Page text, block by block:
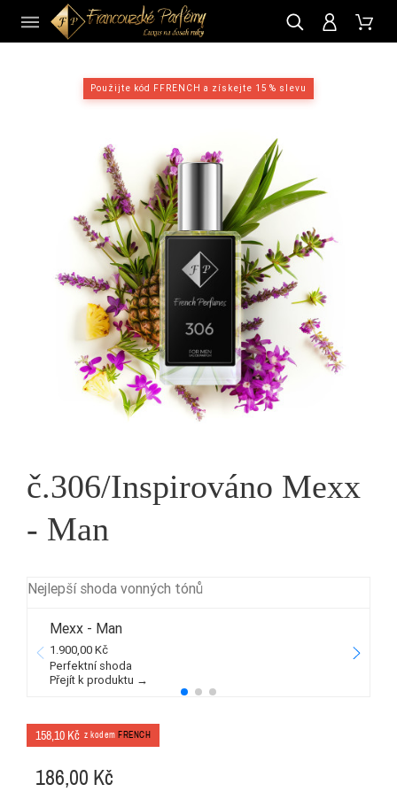
Použijte kód FFRENCH a získejte 15 % slevu
č.306/Inspirováno Mexx
- Man
Nejlepší shoda vonných tónů
Mexx - Man
1.900,00 Kč
Perfektní shoda
Přejít k produktu →
158,10 Kč z kodem FRENCH
186,00 Kč
CZ